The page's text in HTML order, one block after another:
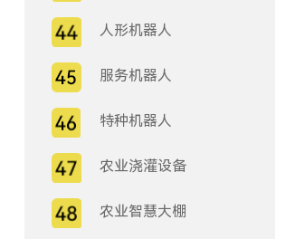
人形机器人
服务机器人
特种机器人
农业浇灌设备
农业智慧大棚